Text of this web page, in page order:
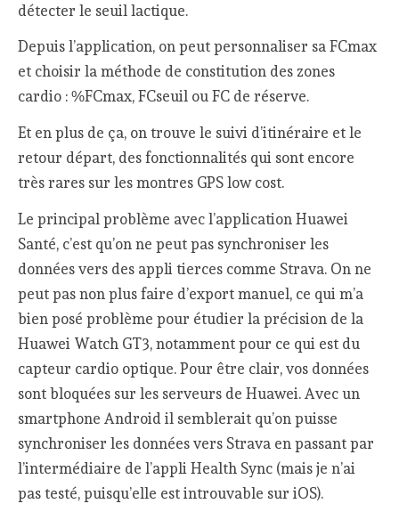
détecter le seuil lactique.
Depuis l’application, on peut personnaliser sa FCmax
et choisir la méthode de constitution des zones
cardio : %FCmax, FCseuil ou FC de réserve.
Et en plus de ça, on trouve le suivi d’itinéraire et le
retour départ, des fonctionnalités qui sont encore
très rares sur les montres GPS low cost.
Le principal problème avec l’application Huawei
Santé, c’est qu’on ne peut pas synchroniser les
données vers des appli tierces comme Strava. On ne
peut pas non plus faire d’export manuel, ce qui m’a
bien posé problème pour étudier la précision de la
Huawei Watch GT3, notamment pour ce qui est du
capteur cardio optique. Pour être clair, vos données
sont bloquées sur les serveurs de Huawei. Avec un
smartphone Android il semblerait qu’on puisse
synchroniser les données vers Strava en passant par
l’intermédiaire de l’appli Health Sync (mais je n’ai
pas testé, puisqu’elle est introuvable sur iOS).